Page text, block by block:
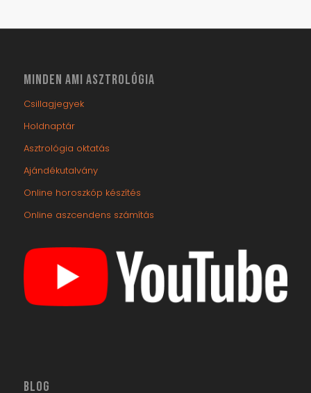
MINDEN AMI ASZTROLÓGIA
Csillagjegyek
Holdnaptár
Asztrológia oktatás
Ajándékutalvány
Online horoszkóp készítés
Online aszcendens számítás
BLOG